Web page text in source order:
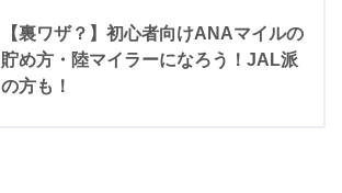
【裏ワザ？】初心者向けANAマイルの
貯め方・陸マイラーになろう！JAL派
の方も！